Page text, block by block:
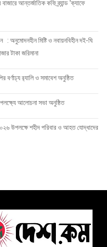
আন্তর্জাতিক কফি ব্র্যান্ড ‘ক্যাফে
অনুমোদনহীন মিষ্টি ও নবায়নবিহীন দই-ঘি
টাকা জরিমানা
বর্ণাঢ্য র‍্যালি ও সমাবেশ অনুষ্ঠিত
আলোচনা সভা অনুষ্ঠিত
উপলক্ষে শহীদ পরিবার ও আহত যোদ্ধাদের